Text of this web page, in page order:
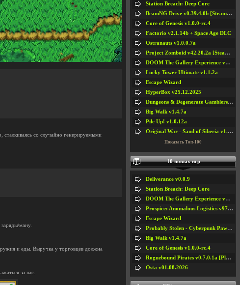
со случайно генерируемыми
ману.
и еды. Выручка у торговцев должна
за вас.
Station Breach: Deep Core
BeamNG Drive v0.39.4.0b [Steam Early Access]
Core of Genesis v1.0.0-rc.4
Factorio v2.1.14b + Space Age DLC
Ostranauts v1.0.0.7a
Project Zomboid v42.20.2a [Steam Early Access]
DOOM The Gallery Experience v1.4.2
Lucky Tower Ultimate v1.1.2a
Escape Wizard
HyperBox v25.12.2025
Dungeons & Degenerate Gamblers v2.0.2a
Big Walk v1.4.7a
Pile Up! v1.0.12a
Original War - Sand of Siberia v1.6.30
Показать Топ-100
10 новых игр
Deliverance v0.0.9
Station Breach: Deep Core
DOOM The Gallery Experience v1.4.2
Prospice: Anomalous Logistics v97 [Playtest]
Escape Wizard
Probably Stolen - Cyberpunk Pawnshop Simulator v048c [Playtest]
Big Walk v1.4.7a
Core of Genesis v1.0.0-rc.4
Roguebound Pirates v0.7.0.1a [Playtest]
Osta v01.08.2026